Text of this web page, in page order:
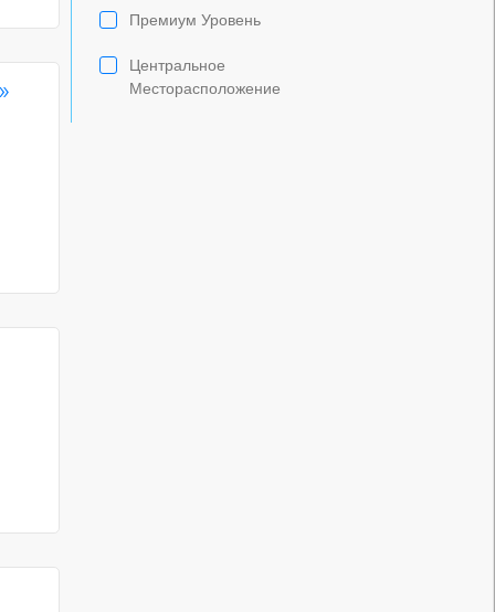
Премиум Уровень
Центральное
Месторасположение